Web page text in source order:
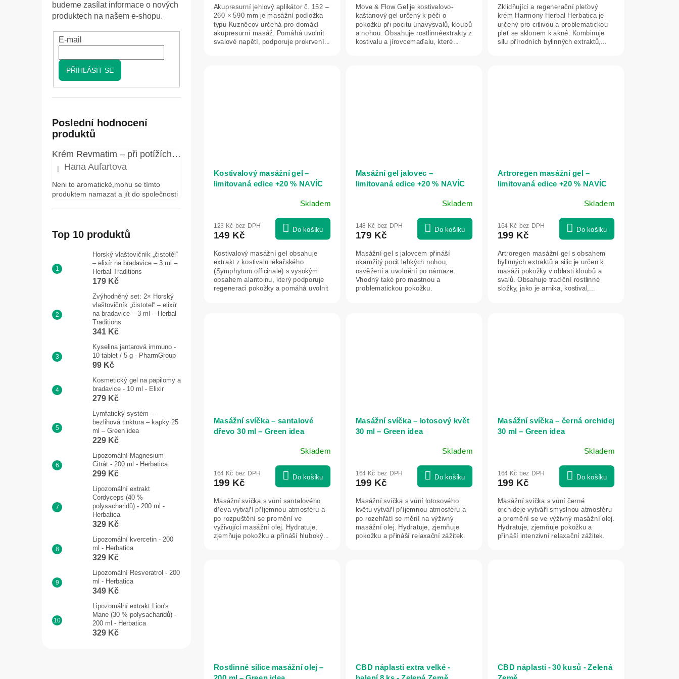
budeme zasílat informace o nových
produktech na našem e-shopu.
E-mail
PŘIHLÁSIT SE
Poslední hodnocení
produktů
Krém Revmatim – při potížích s klouby a pohybovým aparátem, bolestech zad a revmatických obtížích – Elixir – 75 ml
Hodnocení produktu je 5 z 5 hvězdiček.
| Hana Aufartova
Neni to aromatické,mohu se tímto
produktem namazat a jít do společnosti
Top 10 produktů
Horský vlaštovičník „čistotěl“
– elixír na bradavice – 3 ml –
Herbal Traditions
179 Kč
Zvýhodněný set: 2× Horský
vlaštovičník „čistotel“ – elixír
na bradavice – 3 ml – Herbal
Traditions
341 Kč
Kyselina jantarová immuno -
10 tablet / 5 g - PharmGroup
99 Kč
Kosmetický gel na papilomy a
bradavice - 10 ml - Elixir
279 Kč
Lymfatický systém –
bezlihová tinktura – kapky 25
ml – Green idea
229 Kč
Lipozomální Magnesium
Citrát - 200 ml - Herbatica
299 Kč
Lipozomální extrakt
Cordyceps (40 %
polysacharidů) - 200 ml -
Herbatica
329 Kč
Lipozomální kvercetin - 200
ml - Herbatica
329 Kč
Lipozomální Resveratrol - 200
ml - Herbatica
349 Kč
Lipozomální extrakt Lion's
Mane (30 % polysacharidů) -
200 ml - Herbatica
329 Kč
Akupresurní jehlový aplikátor č. 152 –
260 × 590 mm je masážní podložka
typu Kuzněcov určená pro domácí
akupresurní masáž. Pomáhá uvolnit
svalové napětí, podporuje prokrvení...
Move & Flow Gel je kostivalovo-
kaštanový gel určený k péči o
pokožku při pocitu únavysvalů, kloubů
a nohou. Obsahuje rostlinnéextrakty z
kostivalu a jírovcemaďalu, které...
Zklidňující a regenerační pleťový
krém Harmony Herbal Herbatica je
určený pro citlivou a problematickou
pleť se sklonem k akné. Kombinuje
sílu přírodních bylinných extraktů,...
Kostivalový masážní gel –
limitovaná edice +20 % NAVÍC
produktu
je
z
5
hvězdiček.
Skladem
123 Kč bez DPH
149 Kč Do košíku
Kostivalový masážní gel obsahuje
extrakt z kostivalu lékařského
(Symphytum officinale) s vysokým
obsahem alantoinu, který podporuje
regeneraci pokožky a pomáhá uvolnit
Masážní gel jalovec –
limitovaná edice +20 % NAVÍC
Skladem
148 Kč bez DPH
179 Kč Do košíku
Masážní gel s jalovcem přináší
okamžitý pocit lehkých nohou,
osvěžení a uvolnění po námaze.
Vhodný také pro mastnou a
problematickou pokožku.
Artroregen masážní gel –
limitovaná edice +20 % NAVÍC
Skladem
164 Kč bez DPH
199 Kč Do košíku
Artroregen masážní gel s obsahem
bylinných extraktů a silic je určen k
masáži pokožky v oblasti kloubů a
svalů. Obsahuje tradiční rostlinné
složky, jako je arnika, kostival,...
Masážní svíčka – santalové
dřevo 30 ml – Green idea
Skladem
164 Kč bez DPH
199 Kč Do košíku
Masážní svíčka s vůní santalového
dřeva vytváří příjemnou atmosféru a
po rozpuštění se promění ve
vyživující masážní olej. Hydratuje,
zjemňuje pokožku a přináší hluboký...
Masážní svíčka – lotosový květ
30 ml – Green idea
Skladem
164 Kč bez DPH
199 Kč Do košíku
Masážní svíčka s vůní lotosového
květu vytváří příjemnou atmosféru a
po rozehřátí se mění na výživný
masážní olej. Hydratuje, zjemňuje
pokožku a přináší relaxační zážitek.
Masážní svíčka – černá orchidej
30 ml – Green idea
Skladem
164 Kč bez DPH
199 Kč Do košíku
Masážní svíčka s vůní černé
orchideje vytváří smyslnou atmosféru
a promění se ve výživný masážní olej.
Hydratuje, zjemňuje pokožku a
přináší intenzivní relaxační zážitek.
Rostlinné silice masážní olej – CBD náplasti extra velké - CBD náplasti - 30 kusů - Zelená